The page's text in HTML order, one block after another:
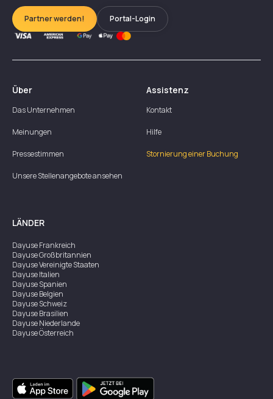
Partner werden! Portal-Login
Über
Das Unternehmen
Meinungen
Pressestimmen
Unsere Stellenangebote ansehen
Assistenz
Kontakt
Hilfe
Stornierung einer Buchung
LÄNDER
DayuseFrankreich
DayuseGroßbritannien
DayuseVereinigte Staaten
DayuseItalien
DayuseSpanien
DayuseBelgien
DayuseSchweiz
DayuseBrasilien
DayuseNiederlande
DayuseÖsterreich
DayuseSingapur
DayuseZweden